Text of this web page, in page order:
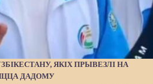
ЯКІХ ПРЫВЕЗЛІ НА
ДАДОМУ